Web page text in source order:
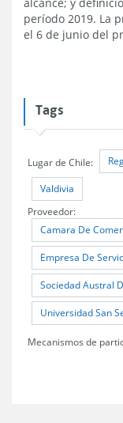
período 2019. La
el 6 de junio del
Tags
Lugar de Chile:
Valdivia
Proveedor:
Camara De
Empresa De
Sociedad Austral
Universidad San
Mecanismos de